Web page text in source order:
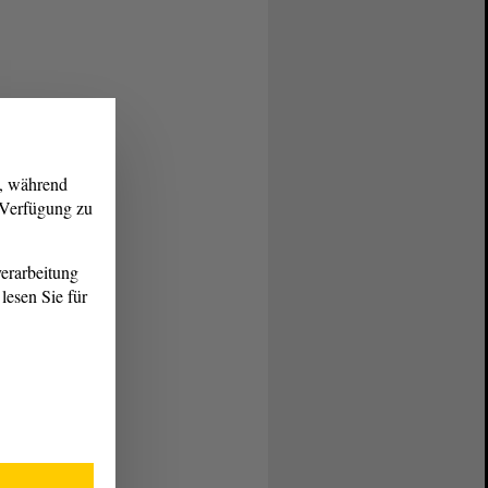
während
zu
Sie für